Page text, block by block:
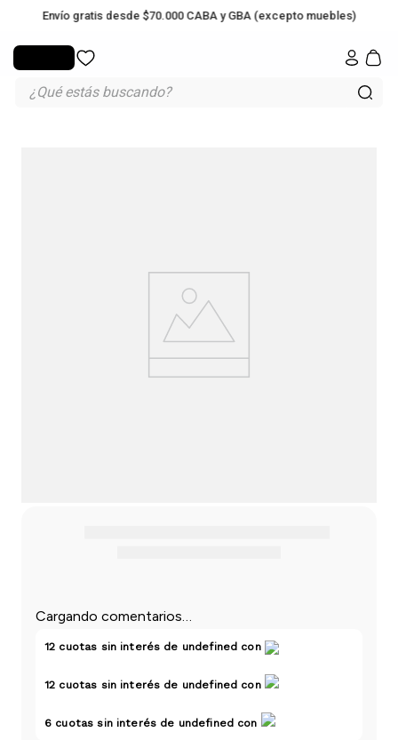
Envío gratis desde $70.000 CABA y GBA (excepto muebles)
OCULTAR PROMOCIONES
OCULTAR PROMOCIONES
MOSTRAR PROMOCIONES
OCULTAR PROMOCIONES
OCULTAR PROMOCIONES
Cargando comentarios…
12 cuotas sin interés de undefined con
12 cuotas sin interés de undefined con
6 cuotas sin interés de undefinedcon